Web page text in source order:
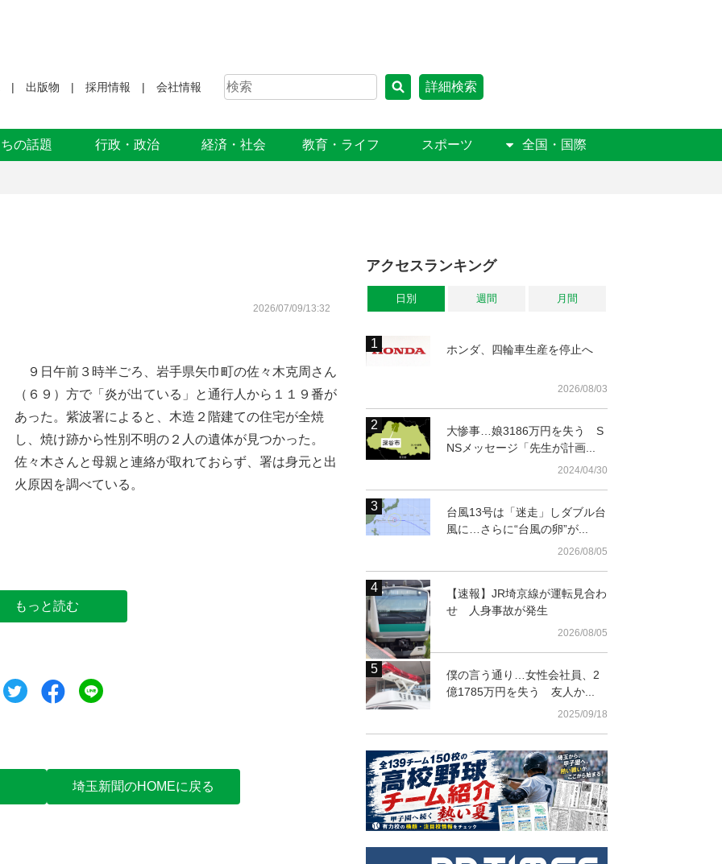
出版物 採用情報 会社情報 詳細検索
ちの話題 行政・政治 経済・社会 教育・ライフ スポーツ 全国・国際
2026/07/09/13:32
９日午前３時半ごろ、岩手県矢巾町の佐々木克周さん
（６９）方で「炎が出ている」と通行人から１１９番が
あった。紫波署によると、木造２階建ての住宅が全焼
し、焼け跡から性別不明の２人の遺体が見つかった。
佐々木さんと母親と連絡が取れておらず、署は身元と出
火原因を調べている。
もっと読む
ツイートシェア
埼玉新聞のHOMEに戻る
アクセスランキング
日別 週間 月間
ホンダ、四輪車生産を停止へ
2026/08/03
大惨事…娘3186万円を失う S
NSメッセージ「先生が計画...
2024/04/30
台風13号は「迷走」しダブル台
風に…さらに“台風の卵”が...
2026/08/05
【速報】JR埼京線が運転見合わ
せ 人身事故が発生
2026/08/05
僕の言う通り…女性会社員、2
億1785万円を失う 友人か...
2025/09/18